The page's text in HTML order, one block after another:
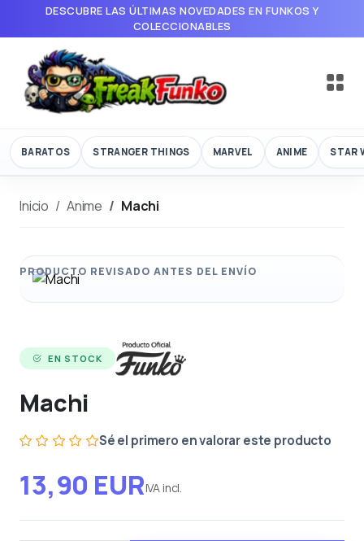
DESCUBRE LAS ÚLTIMAS NOVEDADES EN FUNKOS Y
COLECCIONABLES
BARATOS STRANGER THINGS MARVEL ANIME STAR
Inicio Anime Machi
EN STOCK
Machi
Sé el primero en valorar este producto
13,90 EURIVA incl.